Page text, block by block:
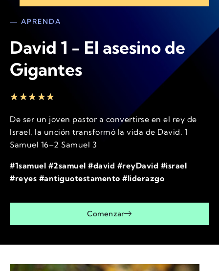
— APRENDA
David 1 - El asesino de
Gigantes
★★★★★
De ser un joven pastor a convertirse en el rey de
Israel, la unción transformó la vida de David. 1
Samuel 16–2 Samuel 3
#1samuel #2samuel #david #reyDavid #israel
#reyes #antiguotestamento #liderazgo
Comenzar